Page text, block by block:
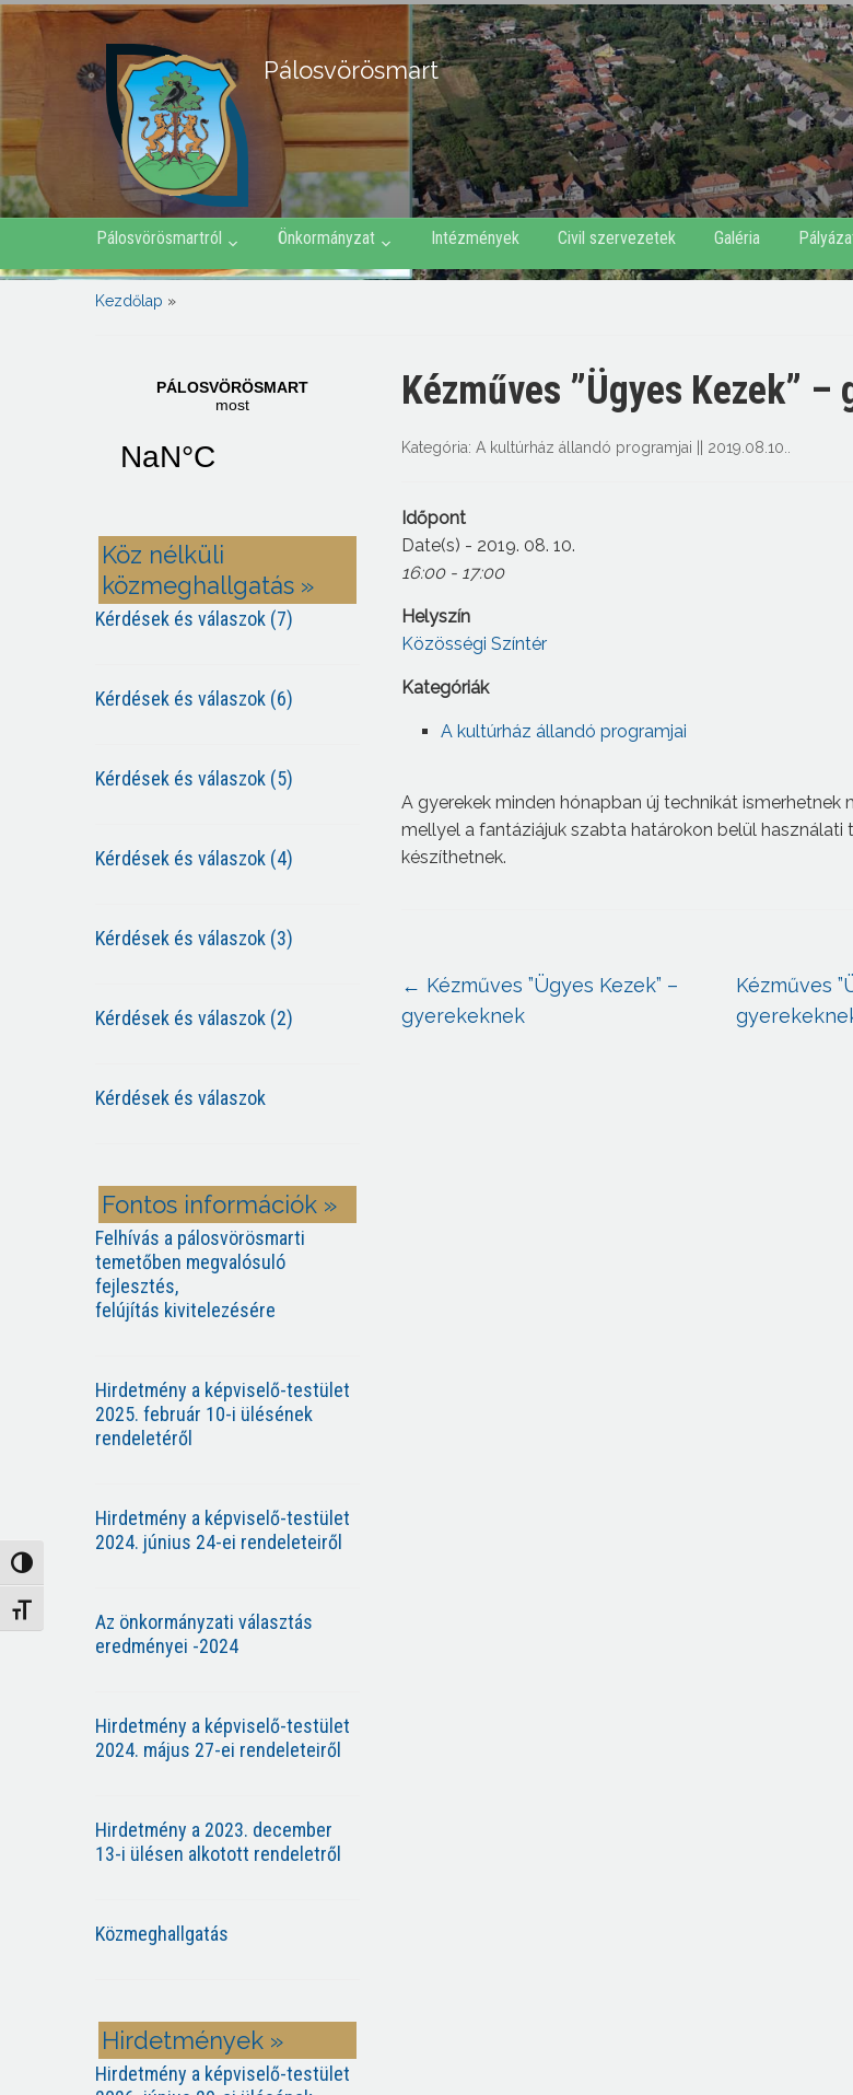
Nagy kontraszt váltása
Betűméret váltása
Pálosvörösmart
Pálosvörösmartról Önkormányzat Intézmények Civil szervezetek Galéria
Kezdőlap »
Köz nélküli
közmeghallgatás »
Kérdések és válaszok (7)
Kérdések és válaszok (6)
Kérdések és válaszok (5)
Kérdések és válaszok (4)
Kérdések és válaszok (3)
Kérdések és válaszok (2)
Kérdések és válaszok
Fontos információk »
Felhívás a pálosvörösmarti
temetőben megvalósuló
fejlesztés,
felújítás kivitelezésére
Hirdetmény a képviselő-testület
2025. február 10-i ülésének
rendeletéről
Hirdetmény a képviselő-testület
2024. június 24-ei rendeleteiről
Az önkormányzati választás
eredményei -2024
Hirdetmény a képviselő-testület
2024. május 27-ei rendeleteiről
Hirdetmény a 2023. december
13-i ülésen alkotott rendeletről
Közmeghallgatás
Hirdetmények »
Hirdetmény a képviselő-testület
Kézműves ”Ügyes Kezek” –
Kategória: A kultúrház állandó programjai 2019.08.10.
Időpont
Date(s) - 2019. 08. 10.
16:00 - 17:00
Helyszín
Közösségi Színtér
Kategóriák
A kultúrház állandó programjai
A gyerekek minden hónapban új technikát ismerhetnek
mellyel a fantáziájuk szabta határokon belül használati
készíthetnek.
← Kézműves ”Ügyes Kezek” –
gyerekeknek
Kézműves